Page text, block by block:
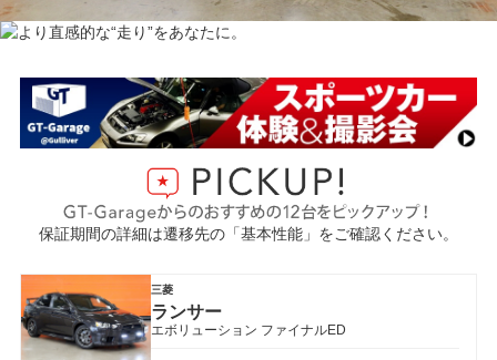
保証期間の詳細は遷移先の「基本性能」をご確認ください。
三菱
ランサー
エボリューション ファイナルED